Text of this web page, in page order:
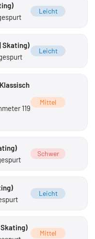
Leicht
Skating)
Leicht
119
Mittel
Schwer
Leicht
Skating)
Mittel